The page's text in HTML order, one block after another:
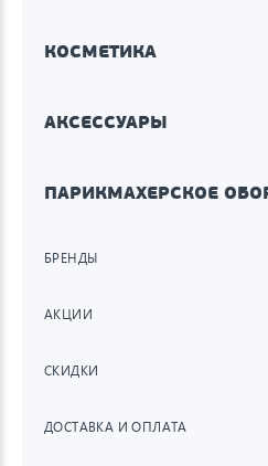
КОСМЕТИКА
АКСЕССУАРЫ
ПАРИКМАХЕРСКОЕ
БРЕНДЫ
АКЦИИ
СКИДКИ
ДОСТАВКА И ОПЛАТА